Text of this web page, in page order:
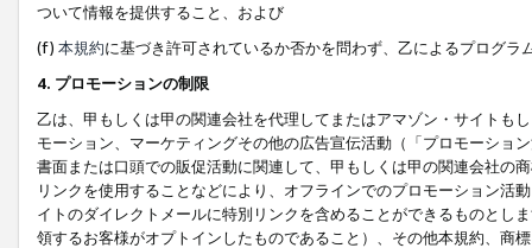
ついて情報を提供すること、および
(f) 本規約に基づき許可されているか否かを問わず、乙によるプログ
4. プロモーションの制限
乙は、甲もしくは甲の関連会社を代理してまたはアマゾン・サイトも
モーション、マーケティングその他の広告宣伝活動（「プロモーショ
書面または口頭での販促活動に関連して、甲もしくは甲の関連会社の
リンクを使用することなどにより、オフラインでのプロモーション活
イトのダイレクトメールに特別リンクを含めることができるものとし
領するお客様がオプトインしたものであること）、その他本規約、商